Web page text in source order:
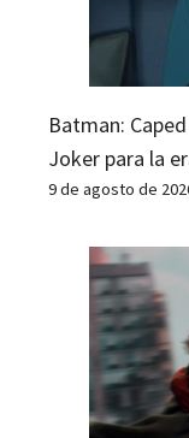
Batman:
Joker para la
9 de agosto de